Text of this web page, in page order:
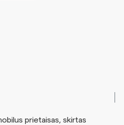
prietaisas, skirtas